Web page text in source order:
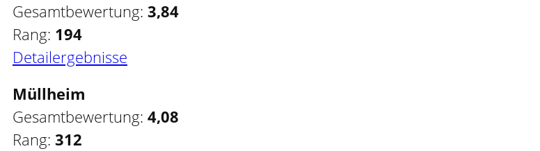
Gesamtbewertung: 3,84
Rang: 194
Detailergebnisse
Müllheim
Gesamtbewertung: 4,08
Rang: 312